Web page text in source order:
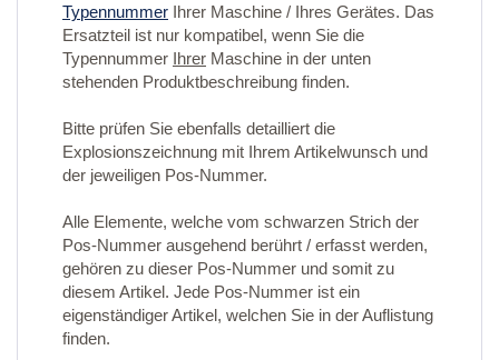
Typennummer Ihrer Maschine / Ihres Gerätes. Das
Ersatzteil ist nur kompatibel, wenn Sie die
Typennummer Ihrer Maschine in der unten
stehenden Produktbeschreibung finden.
Bitte prüfen Sie ebenfalls detailliert die
Explosionszeichnung mit Ihrem Artikelwunsch und
der jeweiligen Pos-Nummer.
Alle Elemente, welche vom schwarzen Strich der
Pos-Nummer ausgehend berührt / erfasst werden,
gehören zu dieser Pos-Nummer und somit zu
diesem Artikel. Jede Pos-Nummer ist ein
eigenständiger Artikel, welchen Sie in der Auflistung
finden.